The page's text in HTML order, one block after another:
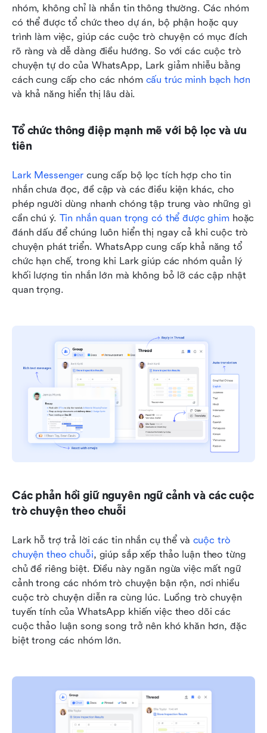
nhóm, không chỉ là nhắn tin thông thường. Các nhóm
có thể được tổ chức theo dự án, bộ phận hoặc quy
trình làm việc, giúp các cuộc trò chuyện có mục đích
rõ ràng và dễ dàng điều hướng. So với các cuộc trò
chuyện tự do của WhatsApp, Lark giảm nhiễu bằng
cách cung cấp cho các nhóm cấu trúc minh bạch hơn
và khả năng hiển thị lâu dài.
Tổ chức thông điệp mạnh mẽ với bộ lọc và ưu
tiên
Lark Messenger cung cấp bộ lọc tích hợp cho tin
nhắn chưa đọc, đề cập và các điều kiện khác, cho
phép người dùng nhanh chóng tập trung vào những gì
cần chú ý. Tin nhắn quan trọng có thể được ghim hoặc
đánh dấu để chúng luôn hiển thị ngay cả khi cuộc trò
chuyện phát triển. WhatsApp cung cấp khả năng tổ
chức hạn chế, trong khi Lark giúp các nhóm quản lý
khối lượng tin nhắn lớn mà không bỏ lỡ các cập nhật
quan trọng.
Các phản hồi giữ nguyên ngữ cảnh và các cuộc
trò chuyện theo chuỗi
Lark hỗ trợ trả lời các tin nhắn cụ thể và cuộc trò
chuyện theo chuỗi, giúp sắp xếp thảo luận theo từng
chủ đề riêng biệt. Điều này ngăn ngừa việc mất ngữ
cảnh trong các nhóm trò chuyện bận rộn, nơi nhiều
cuộc trò chuyện diễn ra cùng lúc. Luồng trò chuyện
tuyến tính của WhatsApp khiến việc theo dõi các
cuộc thảo luận song song trở nên khó khăn hơn, đặc
biệt trong các nhóm lớn.